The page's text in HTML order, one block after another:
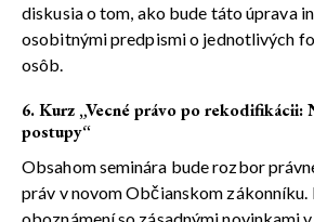
diskusia o tom, ako bude táto úprava
osobitnými predpismi o jednotlivých
osôb.
6. Kurz „Vecné právo po rekodifikácii:
postupy“
Obsahom seminára bude rozbor
práv v novom Občianskom zákonníku.